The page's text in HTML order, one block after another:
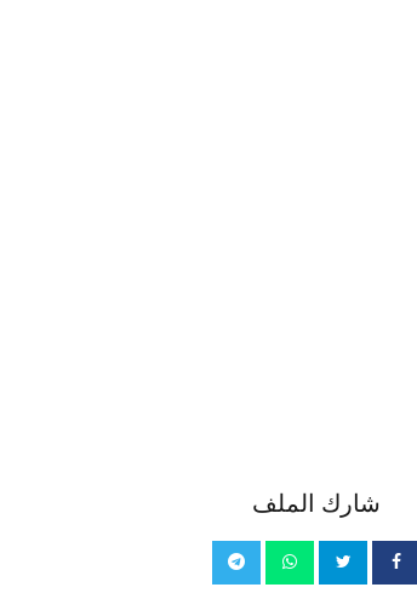
شارك الملف